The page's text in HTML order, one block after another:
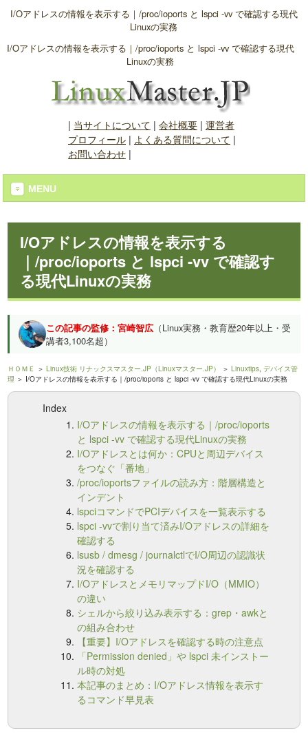
I/Oアドレスの情報を表示する｜/proc/ioports と lspci -vv で確認する現代
Linuxの実務
I/Oアドレスの情報を表示する｜/proc/ioports と lspci -vv で確認する現代
Linuxの実務
| 当サイトについて | 会社概要| 運営者
プロフィール| よくある質問について |
お問い合わせ|
MENU
I/Oアドレスの情報を表示する
｜/proc/ioports と lspci -vv で確認す
る現代Linuxの実務
この記事の監修：宮崎智広 （Linux実務・教育歴20年以上・受
講者3,100名超）
ＨＯＭＥ ＞Linux技術 リナックスマスター.JP（Linuxマスター.JP） ＞Linuxtips,デバイス管
理 ＞ I/Oアドレスの情報を表示する｜/proc/ioports と lspci -vv で確認する現代Linuxの実務
Index
I/Oアドレスの情報を表示する｜/proc/ioports
と lspci -vv で確認する現代Linuxの実務
I/Oアドレスとは何か：CPUと周辺デバイス
をつなぐ「番地」
/proc/ioportsファイルの読み方：階層構造と
インデント
lspciコマンドでPCIデバイスを一覧表示する
lspci -vvで割り当て済みI/Oアドレスの詳細を
確認する
lsusb / dmesg / journalctlでI/O周辺の認識状
況を確認する
I/OアドレスとメモリマップドI/O（MMIO）
の違い
シェルから絞り込み表示する：grep・awkと
の組み合わせ
【重要】I/Oアドレスを確認する時の注意点
「Permission denied」や lspci 未インストー
ル時の対処
本記事のまとめ：I/Oアドレス情報を表示す
るコマンド早見表